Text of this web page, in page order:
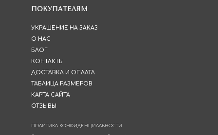
ПОЛИТИКА КОНФИДЕНЦИАЛЬНОСТИ
ПОКУПАТЕЛЯМ
УКРАШЕНИЕ НА ЗАКАЗ
О НАС
БЛОГ
КОНТАКТЫ
ДОСТАВКА И ОПЛАТА
ТАБЛИЦА РАЗМЕРОВ
КАРТА САЙТА
ОТЗЫВЫ